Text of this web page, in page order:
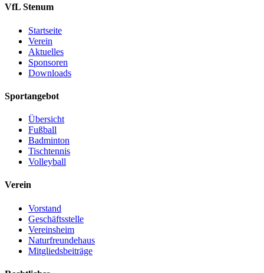
VfL Stenum
Startseite
Verein
Aktuelles
Sponsoren
Downloads
Sportangebot
Übersicht
Fußball
Badminton
Tischtennis
Volleyball
Verein
Vorstand
Geschäftsstelle
Vereinsheim
Naturfreundehaus
Mitgliedsbeiträge